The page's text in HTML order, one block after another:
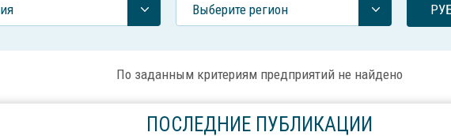
Выберите регион
По заданным критериям предприятий не найдено
ПОСЛЕДНИЕ ПУБЛИКАЦИИ